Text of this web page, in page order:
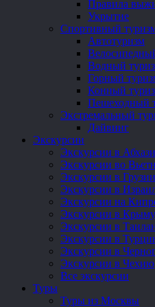
Правила
Укрытие
Спортивный
Автотуризм
Водный
Горный
Конный
Пешеходный
Экстремальный
Дайвинг
Экскурсии
Экскурсии в
Экскурсии во
Экскурсии в Грузии
Экскурсии в
Экскурсии на
Экскурсии в Крыму
Экскурсии в
Экскурсии в
Экскурсии в
Экскурсии в Чехию
Все экскурсии
Туры
Туры из Москвы